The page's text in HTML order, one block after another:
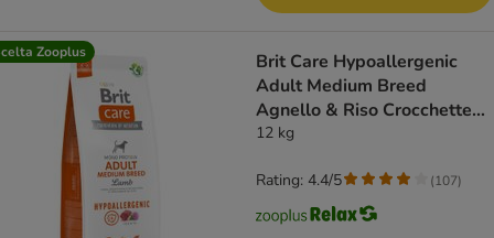
Zooplus
Brit Care Hypoallergenic
Adult Medium Breed
Agnello & Riso Crocchette
cane
12 kg
Rating: 4.4/5 (107)